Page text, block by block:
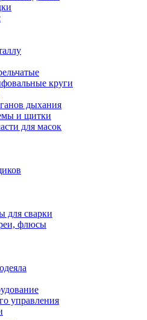
круги
дыхания
и щитки
для масок
для сварки
флюсы
управления